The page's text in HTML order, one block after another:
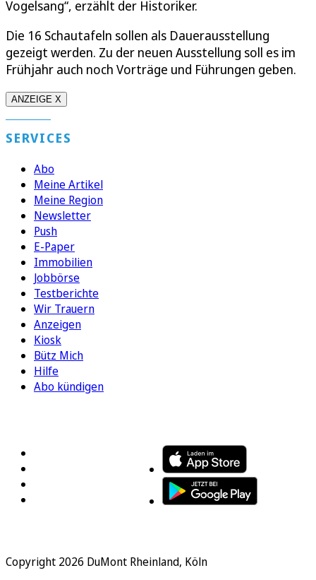
Vogelsang“, erzählt der Historiker.
Die 16 Schautafeln sollen als Dauerausstellung
gezeigt werden. Zu der neuen Ausstellung soll es im
Frühjahr auch noch Vorträge und Führungen geben.
ANZEIGE X
SERVICES
Abo
Meine Artikel
Meine Region
Newsletter
Push
E-Paper
Immobilien
Jobbörse
Testberichte
Wir Trauern
Anzeigen
Kiosk
Bütz Mich
Hilfe
Abo kündigen
Copyright 2026 DuMont Rheinland, Köln